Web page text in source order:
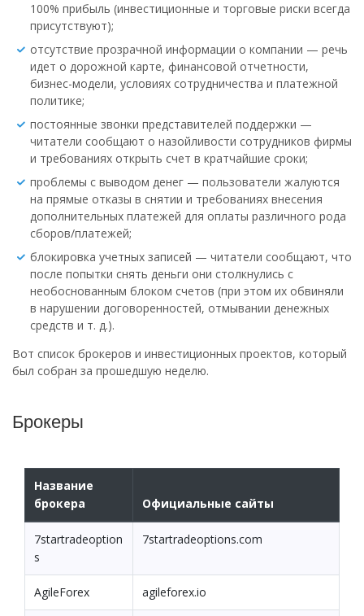
100% прибыль (инвестиционные и торговые риски всегда
присутствуют);
отсутствие прозрачной информации о компании — речь
идет о дорожной карте, финансовой отчетности,
бизнес-модели, условиях сотрудничества и платежной
политике;
постоянные звонки представителей поддержки —
читатели сообщают о назойливости сотрудников фирмы
и требованиях открыть счет в кратчайшие сроки;
проблемы с выводом денег — пользователи жалуются
на прямые отказы в снятии и требованиях внесения
дополнительных платежей для оплаты различного рода
сборов/платежей;
блокировка учетных записей — читатели сообщают, что
после попытки снять деньги они столкнулись с
необоснованным блоком счетов (при этом их обвиняли
в нарушении договоренностей, отмывании денежных
средств и т. д.).
Вот список брокеров и инвестиционных проектов, который
был собран за прошедшую неделю.
Брокеры
Название
брокера
Официальные сайты
7startradeoption
s
7startradeoptions.com
AgileForex agileforex.io